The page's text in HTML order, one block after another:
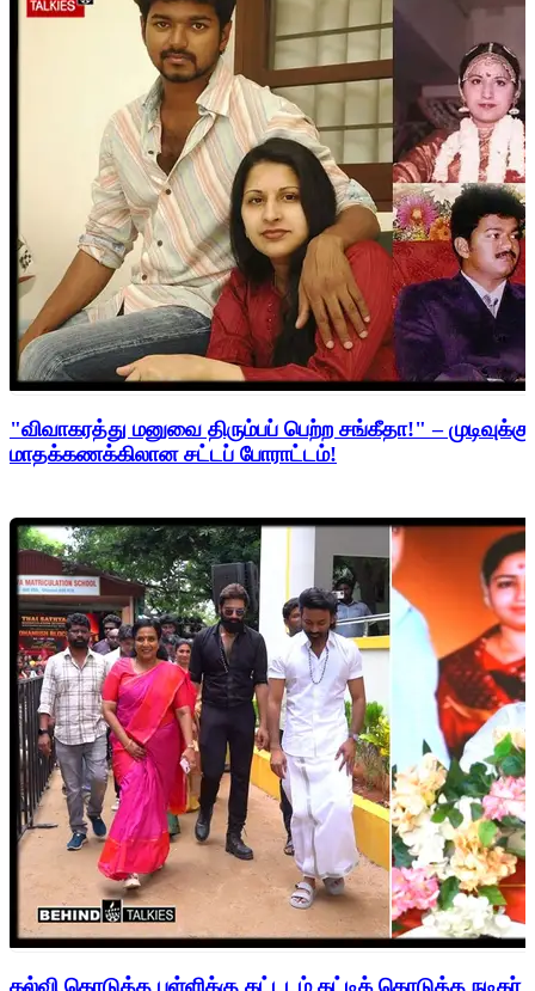
"விவாகரத்து மனுவை திரும்பப் பெற்ற சங்கீதா!" –
மாதக்கணக்கிலான சட்டப் போராட்டம்!